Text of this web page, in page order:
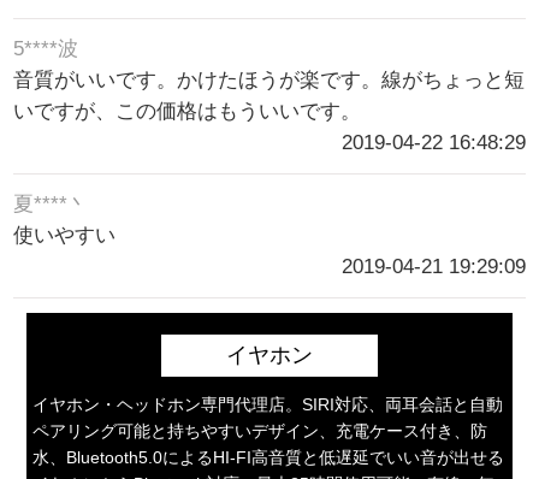
5****波
音質がいいです。かけたほうが楽です。線がちょっと短
いですが、この価格はもういいです。
2019-04-22 16:48:29
夏****丶
使いやすい
2019-04-21 19:29:09
イヤホン
イヤホン・ヘッドホン専門代理店。SIRI対応、両耳会話と自動
ペアリング可能と持ちやすいデザイン、充電ケース付き、防
水、Bluetooth5.0によるHI-FI高音質と低遅延でいい音が出せる